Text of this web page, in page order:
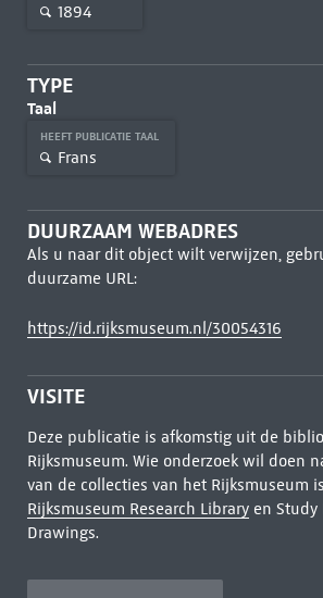
1894
TYPE
Taal
HEEFT PUBLICATIE TAAL
Frans
DUURZAAM WEBADRES
Als u naar dit object wilt verwijzen,
duurzame URL:
https://id.rijksmuseum.nl/30054316
VISITE
Deze publicatie is afkomstig uit de
Rijksmuseum. Wie onderzoek wil doen
van de collecties van het Rijksmuseum
Rijksmuseum Research Libraryen Study
Drawings.